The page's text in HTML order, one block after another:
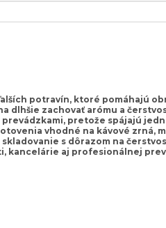
potravín, ktoré pomáhajú
dlhšie zachovať arómu a
pretože spájajú
vhodné na kávové zrná,
s dôrazom na
kancelárie aj profesionálnej